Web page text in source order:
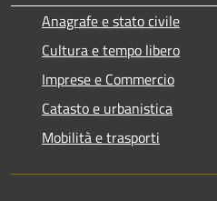
Anagrafe e stato civile
Cultura e tempo libero
Imprese e Commercio
Catasto e urbanistica
Mobilità e trasporti